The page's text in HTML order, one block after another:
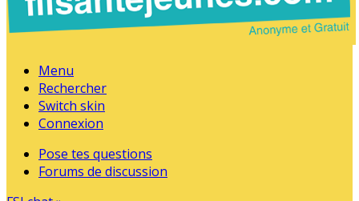
Menu
Rechercher
Switch skin
Connexion
Pose tes questions
Forums de discussion